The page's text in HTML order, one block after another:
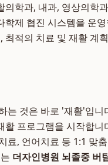
학과, 내과, 영상의학
제 협진 시스템을 운
적의 치료 및 재활 계
는 것은 바로 '재활'입니
프로그램을 시작합니
료, 언어치료 등 1:1 맞
더자인병원 뇌졸중 버